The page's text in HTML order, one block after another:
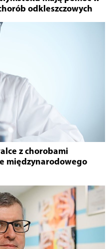
odkleszczowych
z chorobami
międzynarodowego